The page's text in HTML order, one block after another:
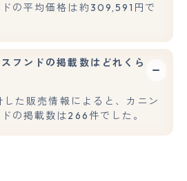
の平均価格は約309,591円で
フンドの掲載数はどれくら
た販売情報によると、カニン
の掲載数は266件でした。